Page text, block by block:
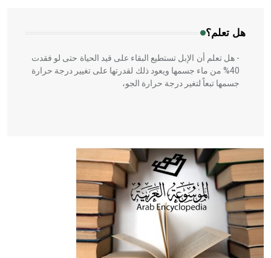
هل تعلم؟
- هل تعلم أن الإبل تستطيع البقاء على قيد الحياة حتى لو فقدت
40% من ماء جسمها ويعود ذلك لقدرتها على تغيير درجة حرارة
جسمها تبعاً لتغير درجة حرارة الجو،
- هل تعلم أن أبقراط كتب في الطب أربعة مؤلفات هي:
الحكم، الأدلة، تنظيم التغذية، ورسالته في جروح الرأس. ويعود
له الفضل بأنه حرر الطب من الدين والفلسفة.
- هل تعلم أن المرجان إفراز حيواني يتكون في البحر ويتركب
من مادة كربونات الكلسيوم، وهو أحمر أو شديد الحمرة وهو